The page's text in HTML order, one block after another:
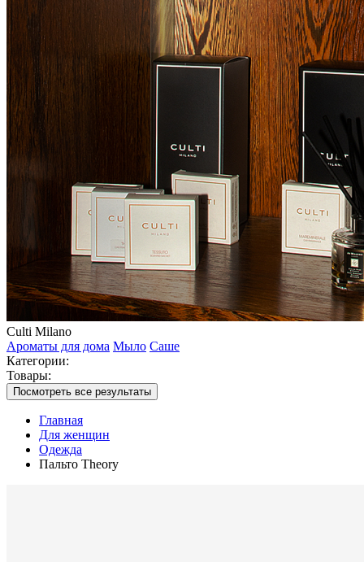
Culti Milano
Ароматы для дома Мыло Саше
Категории:
Товары:
Посмотреть все результаты
Главная
Для женщин
Одежда
Пальто Theory